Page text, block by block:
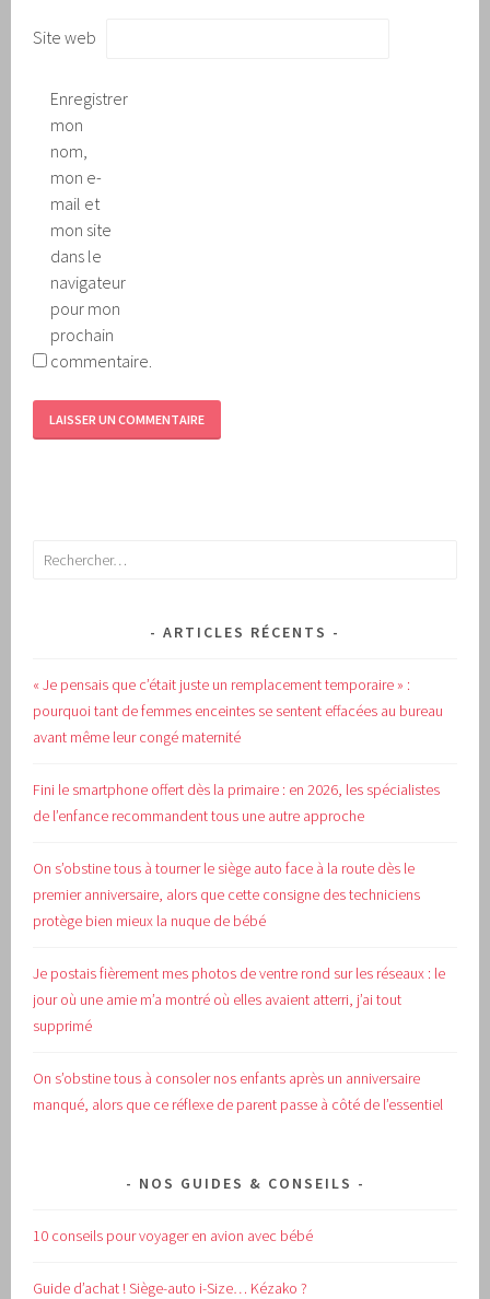
Site web
Enregistrer
mon
nom,
mon e-
mail et
mon site
dans le
navigateur
pour mon
prochain
commentaire.
Rechercher :
ARTICLES RÉCENTS
« Je pensais que c’était juste un remplacement temporaire » :
pourquoi tant de femmes enceintes se sentent effacées au bureau
avant même leur congé maternité
Fini le smartphone offert dès la primaire : en 2026, les spécialistes
de l’enfance recommandent tous une autre approche
On s’obstine tous à tourner le siège auto face à la route dès le
premier anniversaire, alors que cette consigne des techniciens
protège bien mieux la nuque de bébé
Je postais fièrement mes photos de ventre rond sur les réseaux : le
jour où une amie m’a montré où elles avaient atterri, j’ai tout
supprimé
On s’obstine tous à consoler nos enfants après un anniversaire
manqué, alors que ce réflexe de parent passe à côté de l’essentiel
NOS GUIDES & CONSEILS
10 conseils pour voyager en avion avec bébé
Guide d’achat !Siège-auto i-Size… Kézako ?